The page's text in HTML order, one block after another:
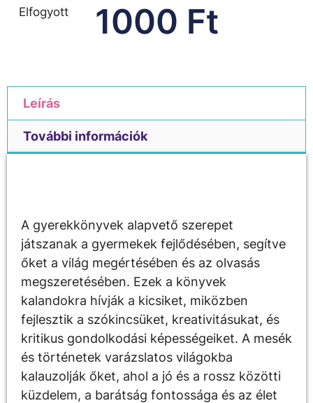
1000 Ft
Elfogyott
Leírás
További információk
A gyerekkönyvek alapvető szerepet
játszanak a gyermekek fejlődésében, segítve
őket a világ megértésében és az olvasás
megszeretésében. Ezek a könyvek
kalandokra hívják a kicsiket, miközben
fejlesztik a szókincsüket, kreativitásukat, és
kritikus gondolkodási képességeiket. A mesék
és történetek varázslatos világokba
kalauzolják őket, ahol a jó és a rossz közötti
küzdelem, a barátság fontossága és az élet